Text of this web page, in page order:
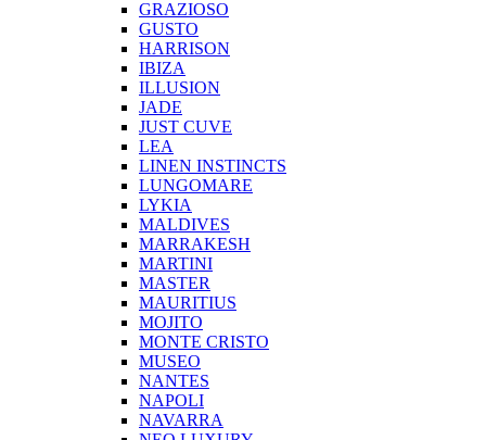
GRAZIOSO
GUSTO
HARRISON
IBIZA
ILLUSION
JADE
JUST CUVE
LEA
LINEN INSTINCTS
LUNGOMARE
LYKIA
MALDIVES
MARRAKESH
MARTINI
MASTER
MAURITIUS
MOJITO
MONTE CRISTO
MUSEO
NANTES
NAPOLI
NAVARRA